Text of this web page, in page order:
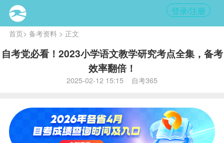
登录/注册
首页> 备考资料> 正文
自考党必看！2023小学语文教学研究考点全集，备考
效率翻倍！
2025-02-12 15:15 自考365